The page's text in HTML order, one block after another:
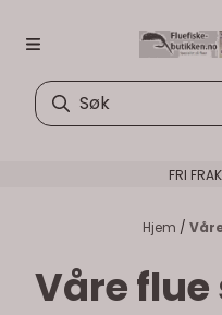
FRI
Hjem /
Våre